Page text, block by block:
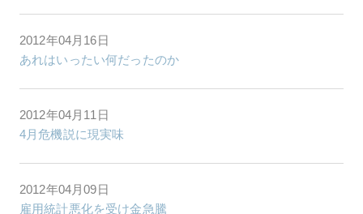
2012年04月16日
あれはいったい何だったのか
2012年04月11日
4月危機説に現実味
2012年04月09日
雇用統計悪化を受け金急騰